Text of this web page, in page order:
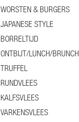
WORSTEN & BURGERS
JAPANESE STYLE
BORRELTIJD
ONTBIJT/LUNCH/BRUNCH
TRUFFEL
RUNDVLEES
KALFSVLEES
VARKENSVLEES